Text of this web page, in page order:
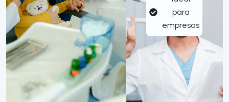
para
empresas